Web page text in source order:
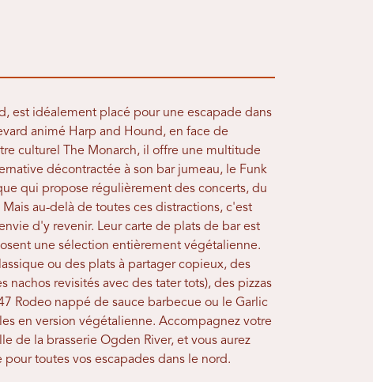
est idéalement placé pour une escapade dans
animé Harp and Hound, en face de
culturel The Monarch, il offre une multitude
décontractée à son bar jumeau, le Funk
qui propose régulièrement des concerts, du
au-delà de toutes ces distractions, c'est
d'y revenir. Leur carte de plats de bar est
une sélection entièrement végétalienne.
ou des plats à partager copieux, des
nachos revisités avec des tater tots), des pizzas
Rodeo nappé de sauce barbecue ou le Garlic
en version végétalienne. Accompagnez votre
de la brasserie Ogden River, et vous aurez
toutes vos escapades dans le nord.